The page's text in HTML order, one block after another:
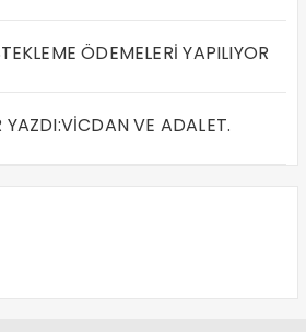
ÖDEMELERİ YAPILIYOR
YAZDI:VİCDAN VE ADALET.